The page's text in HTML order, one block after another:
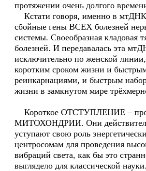
протяжении очень долгого
Кстати говоря, именно в мтДНК
сбойные гены ВСЕХ болезней
системы. Своеобразная кладовая
болезней. И передавалась эта
исключительно по женской линии,
коротким сроком жизни и
реинкарнациями, и быстрым
жизни в замкнутом мире
Короткое ОТСТУПЛЕНИЕ –
МИТОХОНДРИИ. Они
уступают свою роль
центросомам для проведения
вибраций света, как бы это
выглядело для классической